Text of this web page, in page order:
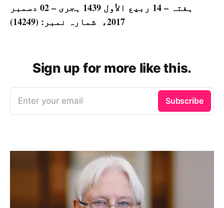
ہفتہ – 14 ربيع الأول 1439 ہجری – 02 دسمبر
2017ء شمارہ نمبر: (14249)
Sign up for more like this.
Enter your email Subscribe